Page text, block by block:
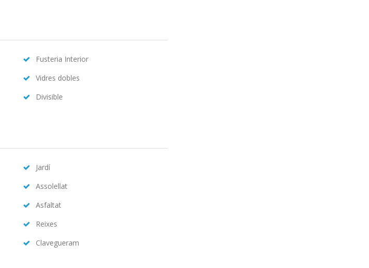
Fusteria Interior
Vidres dobles
Divisible
Jardí
Assolellat
Asfaltat
Reixes
Clavegueram